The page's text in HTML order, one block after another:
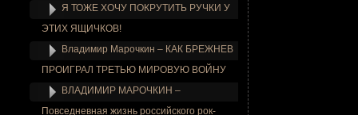
Я ТОЖЕ ХОЧУ ПОКРУТИТЬ РУЧКИ У
ЭТИХ ЯЩИЧКОВ!
Владимир Марочкин – КАК БРЕЖНЕВ
ПРОИГРАЛ ТРЕТЬЮ МИРОВУЮ ВОЙНУ
ВЛАДИМИР МАРОЧКИН –
Повседневная жизнь российского рок-